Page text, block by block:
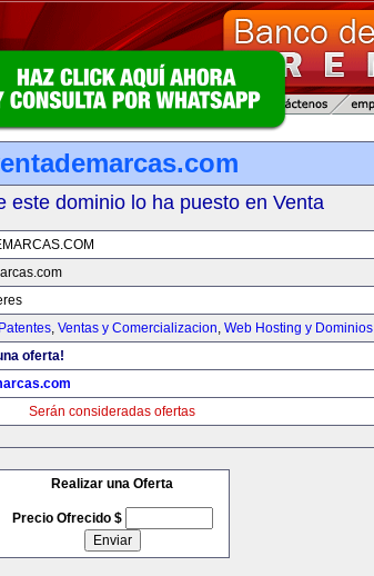
este dominio lo ha puesto en Venta
, Ventas y Comercializacion, Web Hosting y Dominios
oferta!
Serán consideradas ofertas
Realizar una Oferta
Precio Ofrecido $